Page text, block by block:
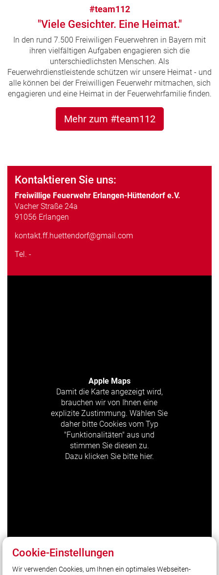
#team112
"Viele Gesichter. Eine Heimat."
In den rund 7.500 Freiwiligen Feuerwehren in Bayern mit
ihren vielfältigen Aufgaben engagieren sich die
unterschiedlichsten Menschen. Als
Feuerwehrdienstleistende schützen wir unsere Heimat - und
alle können bei der Freiwilligen Feuerwehr mitmachen, sich
engagieren und eine Heimat in der Feuerwehrfamilie finden.
Mehr zum #team112
Kontaktieren Sie uns:
Freiwillige Feuerwehr Erlangen-Hüttendorf e.V.
Vacher Straße 24a
91056 Erlangen
kontakt.ff.huettendorf@gmail.com
Tel. -
Apple Maps
Damit die Karte angezeigt wird,
brauchen wir von Ihnen eine
explizite Zustimmung. Wählen Sie
daher bitte Cookies vom Typ
"Funktionalitäten" aus und
stimmen Sie diesen zu.
Dazu klicken Sie bitte hier.
Cookie-Einstellungen
Wir verwenden Cookies, um Ihnen ein optimales Webseiten-